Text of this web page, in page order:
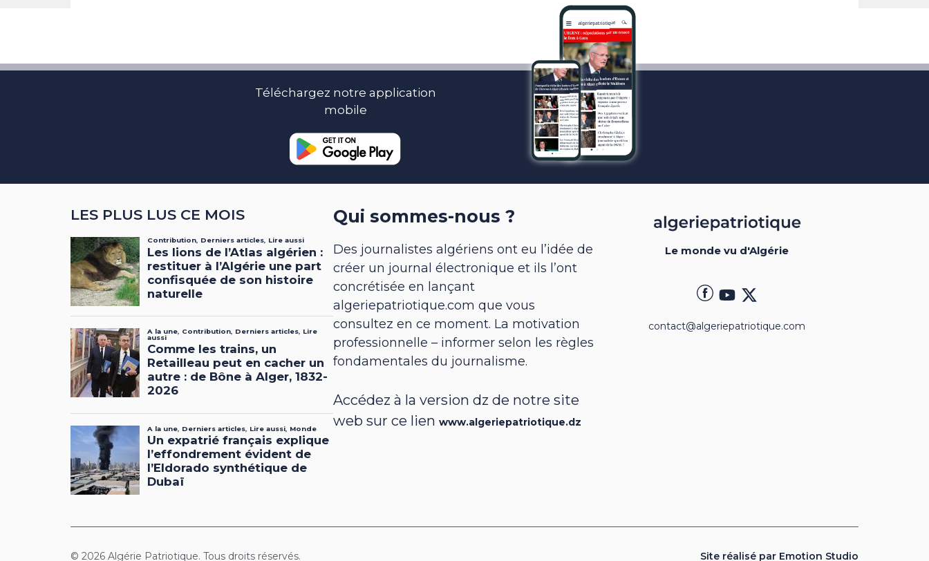
Téléchargez notre application
mobile
LES PLUS LUS CE MOIS Qui sommes-nous ?
Des journalistes algériens ont eu l’idée de
créer un journal électronique et ils l’ont
concrétisée en lançant
algeriepatriotique.com que vous
consultez en ce moment. La motivation
professionnelle – informer selon les règles
fondamentales du journalisme.
Accédez à la version dz de notre site
web sur ce lienwww.algeriepatriotique.dz
Le monde vu d'Algérie
contact@algeriepatriotique.com
© 2026 Algérie Patriotique. Tous droits réservés. Site réalisé par Emotion Studio